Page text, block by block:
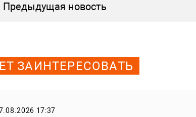
Предыдущая новость
ЗАИНТЕРЕСОВАТЬ
17:37